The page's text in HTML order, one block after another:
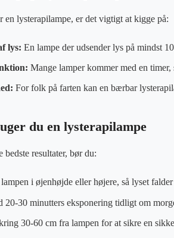
lysterapilampe, er det vigtigt at kigge på:
lys: En lampe der udsender lys på mindst
Mange lamper kommer med en
For folk på farten kan en bærbar
du en lysterapilampe
bedste resultater, bør du:
i øjenhøjde eller højere, så lyset
20-30 minutters eksponering tidligt om
30-60 cm fra lampen for at sikre en